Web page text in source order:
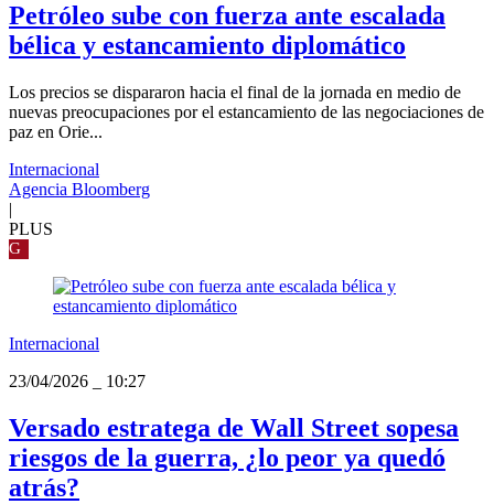
Petróleo sube con fuerza ante escalada
bélica y estancamiento diplomático
Los precios se dispararon hacia el final de la jornada en medio de
nuevas preocupaciones por el estancamiento de las negociaciones de
paz en Orie...
Internacional
Agencia Bloomberg
|
PLUS
G
Internacional
23/04/2026
10:27
Versado estratega de Wall Street sopesa
riesgos de la guerra, ¿lo peor ya quedó
atrás?